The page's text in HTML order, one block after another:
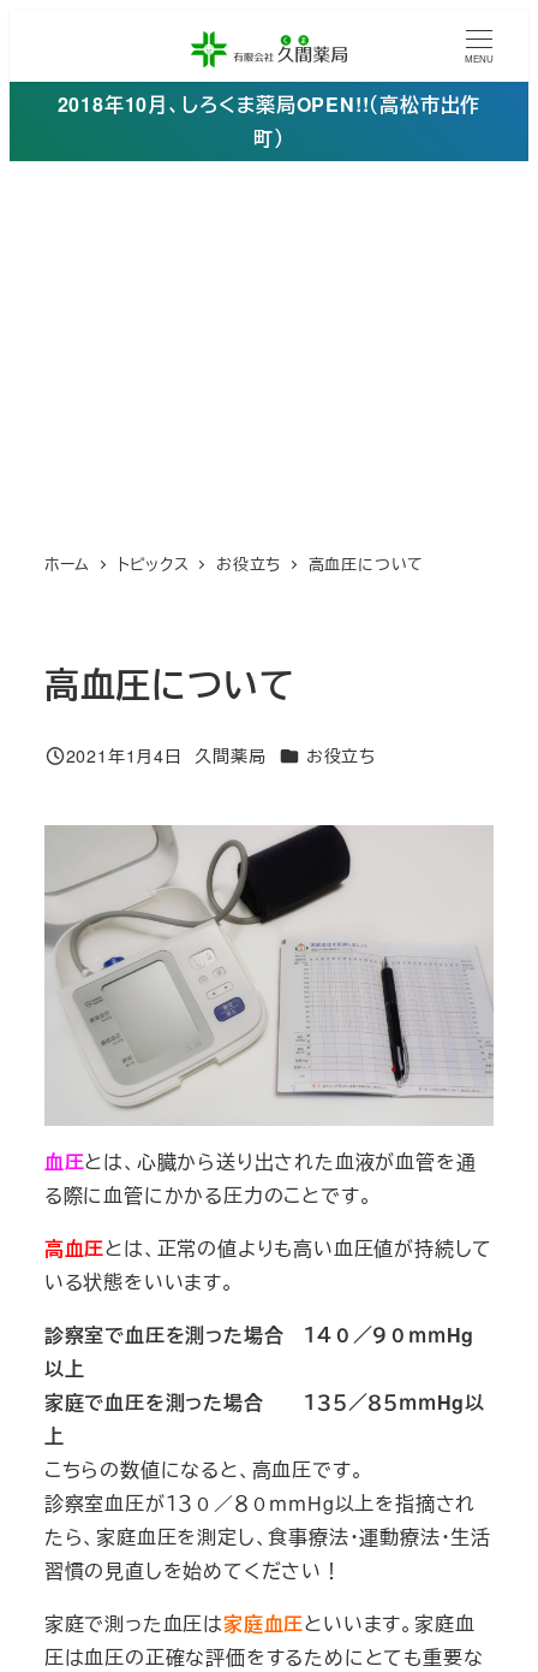
ン
MENU
2018年10月、しろくま薬局OPEN!!（高松市出作
町）
ホーム トピックス お役立ち 高血圧について
高血圧について
投稿日
2021年1月4日
著
久間薬局 カテゴリー
お役立ち
血圧とは、心臓から送り出された血液が血管を通
る際に血管にかかる圧力のことです。
高血圧とは、正常の値よりも高い血圧値が持続して
いる状態をいいます。
診察室で血圧を測った場合 １４０／９０ｍｍHg
以上
家庭で血圧を測った場合 １３５／８５ｍｍHg以
上
こちらの数値になると、高血圧です。
診察室血圧が１３０／８０ｍｍHg以上を指摘され
たら、家庭血圧を測定し、食事療法・運動療法・生活
習慣の見直しを始めてください！
家庭で測った血圧は家庭血圧といいます。家庭血
圧は血圧の正確な評価をするためにとても重要な